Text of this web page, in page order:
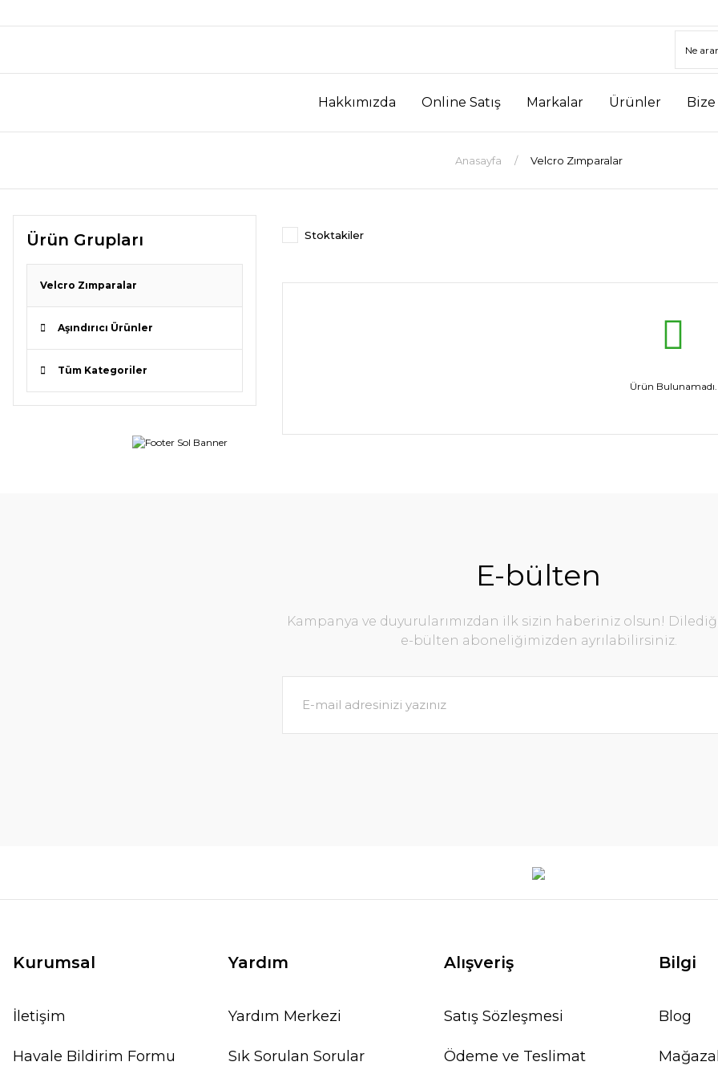
Hakkımızda Online Satış Markalar Ürünler Bize
Anasayfa Velcro Zımparalar
Ürün Grupları
Velcro Zımparalar
Aşındırıcı Ürünler
Tüm Kategoriler
Stoktakiler
Ürün Bulunamadı.
E-bülten
Kampanya ve duyurularımızdan ilk sizin haberiniz olsun!
e-bülten aboneliğimizden ayrılabilirsiniz.
Kurumsal
İletişim
Havale Bildirim Formu
Yardım
Yardım Merkezi
Sık Sorulan Sorular
Alışveriş
Satış Sözleşmesi
Ödeme ve Teslimat
Bilgi
Blog